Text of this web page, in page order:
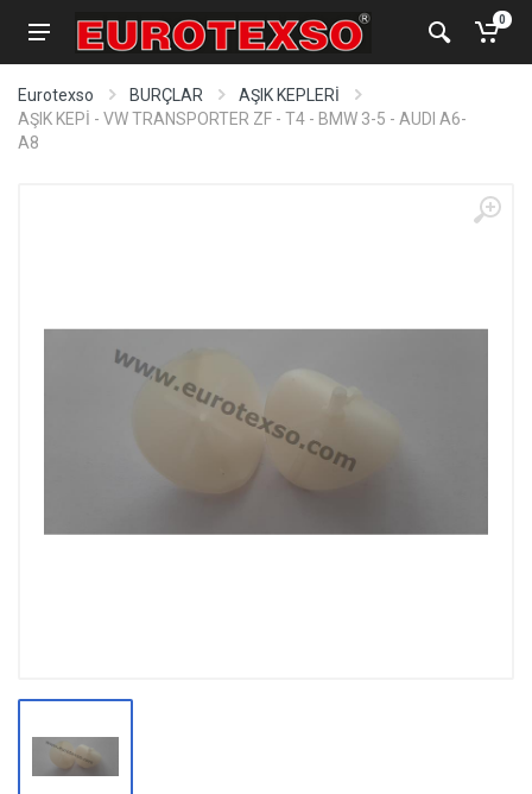
0
Eurotexso BURÇLAR
AŞIK KEPLERİ
AŞIK KEPİ - VW TRANSPORTER ZF - T4 - BMW 3-5 - AUDI A6-
A8